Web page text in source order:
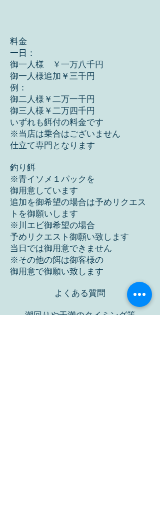
料金
一日：
御一人様 ￥一万八千円
御一人様追加￥三千円
例：
御二人様￥二万一千円
御三人様￥二万四千円​
​いずれも餌付の料金です
※当店は乗合はございません
仕立て専門となります
釣り餌
※青イソメ１パックを
御用意しています
追加を御希望の場合は予めリクエス
トを御願いします
※川エビ御希望の場合
予めリクエスト御願い致します
当日では御用意できません
​※その他の餌は御客様の
御用意で御願い致します
​よくある質問
潮回りや干満のタイミング等